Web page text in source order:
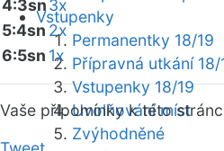
Vstupenky
Permanentky 18/19
Přípravná utkání 18/
Vstupenky 18/19
Uvolňování míst
Zvýhodněné
4:3sn3x
5:4sn 2x
6:5sn 1x
Vaše připomínky k této